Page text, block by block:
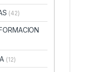
(42)
(12)